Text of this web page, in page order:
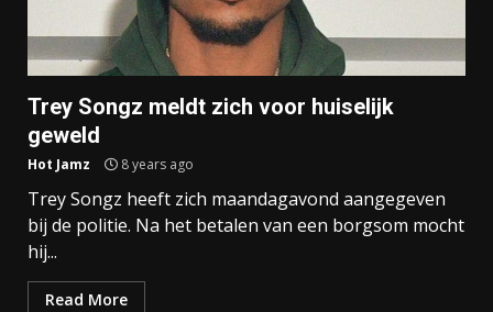
Trey Songz meldt zich voor huiselijk
geweld
Hot Jamz 8 years ago
Trey Songz heeft zich maandagavond aangegeven
bij de politie. Na het betalen van een borgsom mocht
hij...
Read More